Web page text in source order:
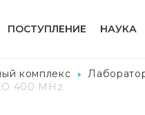
ПОСТУПЛЕНИЕ НАУКА
комплекс
400 MHz